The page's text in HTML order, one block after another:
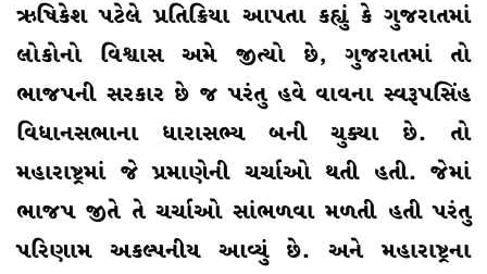
ઋષિકેશ પટેલે પ્રતિક્રિયા આપતા કહ્યું કે ગુજરાતમાં
લોકોનો વિશ્વાસ અમે જીત્યો છે, ગુજરાતમાં તો
ભાજપની સરકાર છે જ પરંતુ હવે વાવના સ્વરૂપસિંહ
વિધાનસભાના ધારાસભ્ય બની ચુક્યા છે. તો
મહારાષ્ટ્રમાં જે પ્રમાણેની ચર્ચાઓ થતી હતી. જેમાં
ભાજપ જીતે તે ચર્ચાઓ સાંભળવા મળતી હતી પરંતુ
પરિણામ અકલ્પનીય આવ્યું છે. અને મહારાષ્ટ્રના